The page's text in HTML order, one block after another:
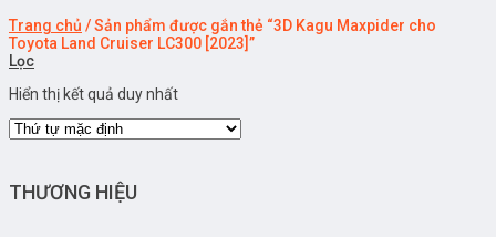
Trang chủ /Sản phẩm được gắn thẻ “3D Kagu Maxpider cho
Toyota Land Cruiser LC300 [2023]”
Lọc
Hiển thị kết quả duy nhất
THƯƠNG HIỆU